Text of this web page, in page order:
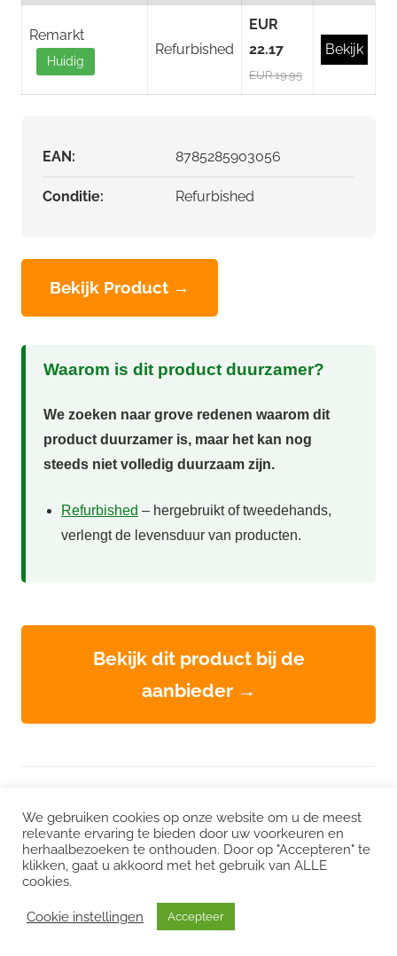
Remarkt
Huidig
Refurbished
EUR
22.17
EUR 19.95
Bekijk
EAN: 8785285903056
Conditie: Refurbished
Bekijk Product →
Waarom is dit product duurzamer?
We zoeken naar grove redenen waarom dit
product duurzamer is, maar het kan nog
steeds niet volledig duurzaam zijn.
Refurbished – hergebruikt of tweedehands,
verlengt de levensduur van producten.
Bekijk dit product bij de
aanbieder →
Instagram|Facebook| LinkedIn |Twitter
interessant:CO2 uitstoot Duurzame vacatures
Echt groene stroom
We gebruiken cookies op onze website om u de meest
relevante ervaring te bieden door uw voorkeuren en
herhaalbezoeken te onthouden. Door op "Accepteren" te
klikken, gaat u akkoord met het gebruik van ALLE
cookies.
Cookie instellingen Accepteer